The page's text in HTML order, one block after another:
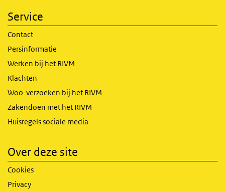
Service
Contact
Persinformatie
Werken bij het RIVM
Klachten
Woo-verzoeken bij het RIVM
Zakendoen met het RIVM
Huisregels sociale media
Over deze site
Cookies
Privacy